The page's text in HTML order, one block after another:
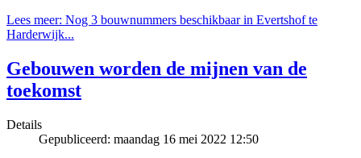
Lees meer: Nog 3 bouwnummers beschikbaar in Evertshof te
Harderwijk...
Gebouwen worden de mijnen van de
toekomst
Details
Gepubliceerd: maandag 16 mei 2022 12:50